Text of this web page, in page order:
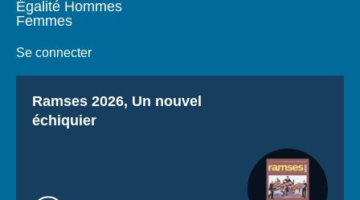
Égalité Hommes
Femmes
Se connecter
Titre
Ramses 2026, Un nouvel
échiquier